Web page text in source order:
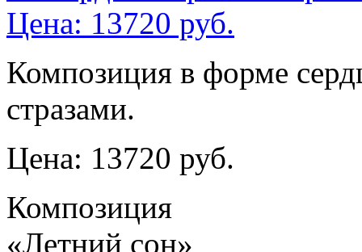
Композиция в форме
стразами.
Цена: 13720 руб.
Композиция
«Летний сон»